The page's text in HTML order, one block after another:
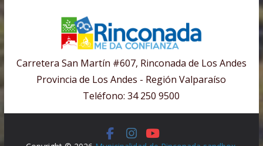
Carretera San Martín #607, Rinconada de Los Andes
Provincia de Los Andes - Región Valparaíso
Teléfono: 34 250 9500